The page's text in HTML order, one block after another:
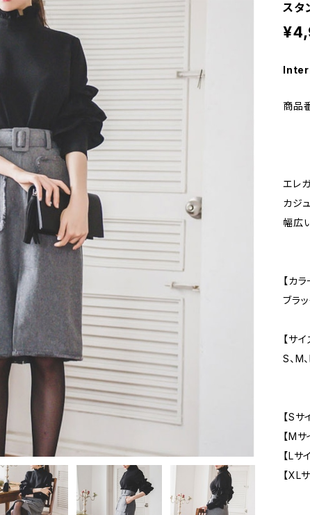
スタ
商品
エレ
カジ
幅広
【カラ
ブラ
【サイ
S、M
【S
【M
【L
【XL